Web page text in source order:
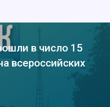
в число 15
всероссийских